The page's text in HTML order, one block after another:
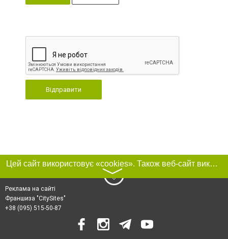
Відправити
Цей сайт використовує «cookies». Також веб-сайт використовує інтернет-сервіс для збору технічних даних стосовно відвідувачів з метою отримання маркетингової та статистичної інформації. Умови обробки даних відвідувачів сайту див.
〉
Реклама на сайті
Франшиза "CitySites"
+38 (095) 515-50-87